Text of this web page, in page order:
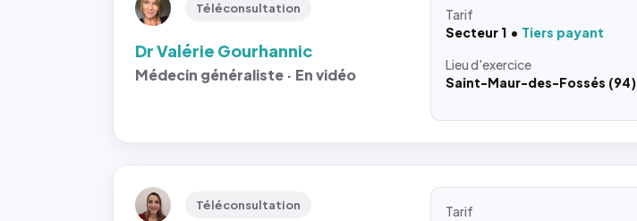
Téléconsultation
Dr Valérie Gourhannic
Médecin généraliste · En vidéo
Tarif
Secteur 1
Tiers payant
Lieud'exercice
Saint-Maur-des-Fossés (94)
Téléconsultation
Tarif